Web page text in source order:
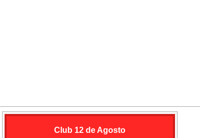
Club 12 de Agosto